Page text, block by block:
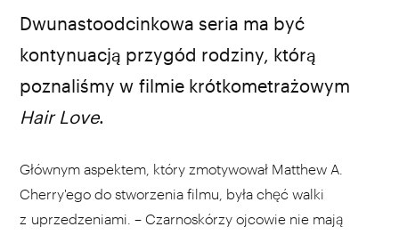
Dwunastoodcinkowa seria ma być
kontynuacją przygód rodziny, którą
poznaliśmy w filmie krótkometrażowym
Hair Love.
Głównym aspektem, który zmotywował Matthew A.
Cherry'ego do stworzenia filmu, była chęć walki
z uprzedzeniami. – Czarnoskórzy ojcowie nie mają